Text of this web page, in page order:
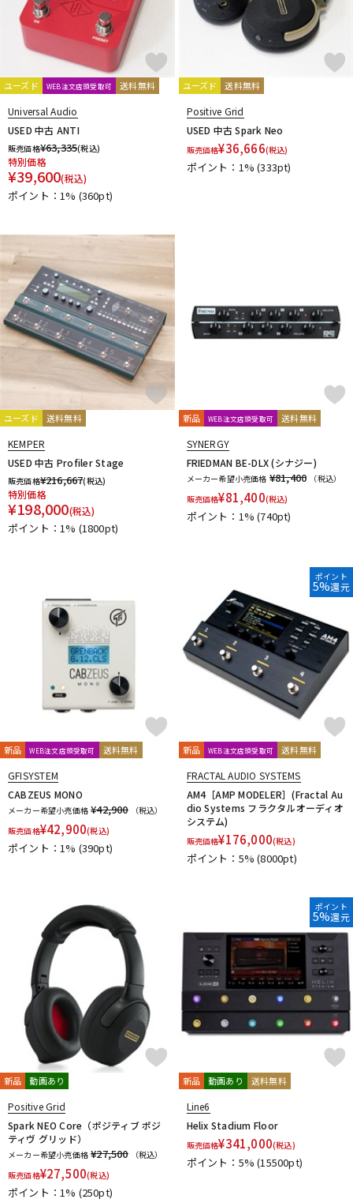
ユーズド WEB注文店頭受取可 送料無料
Universal Audio
USED 中古 ANTI
販売価格¥63,335(税込)
特別価格
¥39,600(税込)
ポイント：1% (360pt)
ユーズド 送料無料
Positive Grid
USED 中古 Spark Neo
販売価格¥36,666(税込)
ポイント：1%(333pt)
ユーズド 送料無料
KEMPER
USED 中古 Profiler Stage
販売価格¥216,667(税込)
特別価格
¥198,000(税込)
ポイント：1% (1800pt)
新品 WEB注文店頭受取可 送料無料
SYNERGY
FRIEDMAN BE-DLX (シナジー)
メーカー希望小売価格 ¥81,400
（税込）
販売価格¥81,400(税込)
ポイント：1%(740pt)
新品 WEB注文店頭受取可 送料無料
GFISYSTEM
CABZEUS MONO
メーカー希望小売価格 ¥42,900
（税込）
販売価格¥42,900(税込)
ポイント：1% (390pt)
ポイント
5%還元
新品 WEB注文店頭受取可 送料無料
FRACTAL AUDIO SYSTEMS
AM4［AMP MODELER］(Fractal Au
dio Systems フラクタルオーディオ
システム)
販売価格¥176,000(税込)
ポイント：5%(8000pt)
新品 動画あり
Positive Grid
Spark NEO Core（ポジティブ ポジ
ティヴ グリッド）
メーカー希望小売価格 ¥27,500
（税込）
販売価格¥27,500(税込)
ポイント：1% (250pt)
ポイント
5%還元
新品 動画あり 送料無料
Line6
Helix Stadium Floor
販売価格¥341,000(税込)
ポイント：5%(15500pt)